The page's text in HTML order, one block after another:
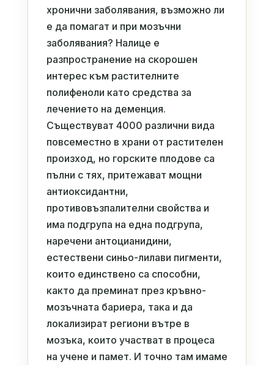
хронични заболявания, възможно ли
е да помагат и при мозъчни
заболявания? Налице е
разпространение на скорошен
интерес към растителните
полифеноли като средства за
лечението на деменция.
Съществуват 4000 различни вида
повсеместно в храни от растителен
произход, но горските плодове са
пълни с тях, притежават мощни
антиоксидантни,
противовъзпалителни свойства и
има подгрупа на една подгрупа,
наречени антоцианидини,
естествени синьо-лилави пигменти,
които единствено са способни,
както да преминат през кръвно-
мозъчната бариера, така и да
локализират региони вътре в
мозъка, които участват в процеса
на учене и памет. И точно там имаме